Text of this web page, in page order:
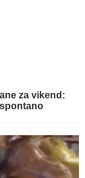
za vikend: